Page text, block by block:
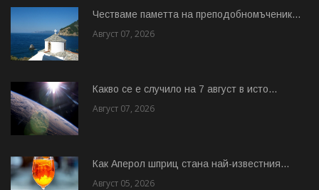
Честваме паметта на преподобномъченик...
Август 07, 2026
Какво се е случило на 7 август в исто...
Август 07, 2026
Как Аперол шприц стана най-известния...
Август 05, 2026